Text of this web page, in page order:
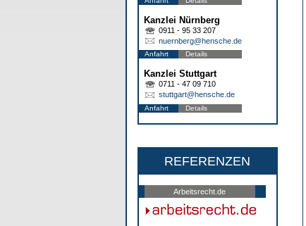
Kanzlei Nürnberg
0911 - 95 33 207
nuernberg@hensche.de
Anfahrt Details
Kanzlei Stuttgart
0711 - 47 09 710
stuttgart@hensche.de
Anfahrt Details
REFERENZEN
Arbeitsrecht.de